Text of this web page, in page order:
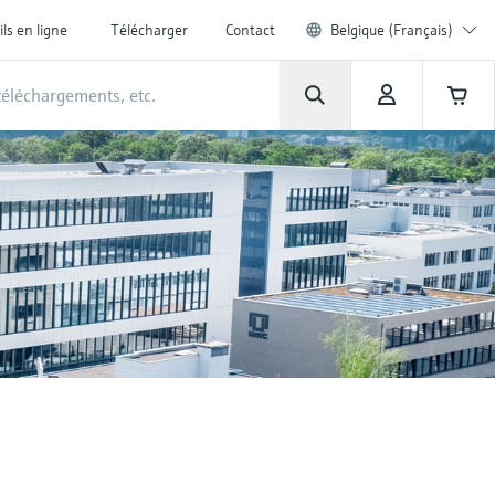
en ligne Télécharger Contact Belgique (Français)